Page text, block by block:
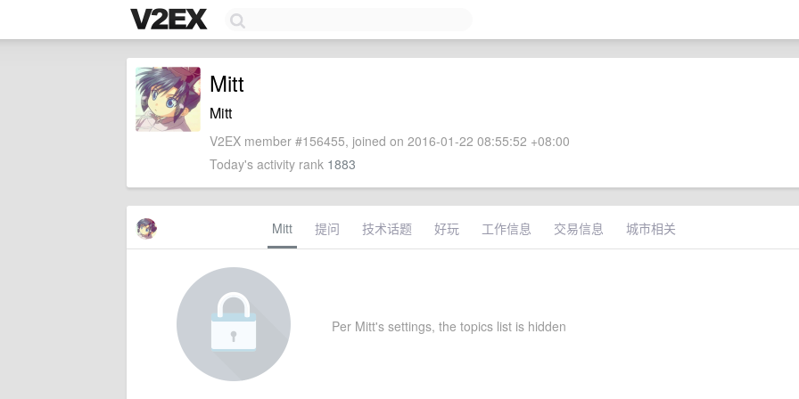
Mitt
Mitt
V2EX member #156455, joined on 2016-01-22 08:55:52 +08:00
Today's activity rank 1883
Mitt 提问 技术话题 好玩 工作信息 交易信息 城市相关
Per Mitt's settings, the topics list is hidden